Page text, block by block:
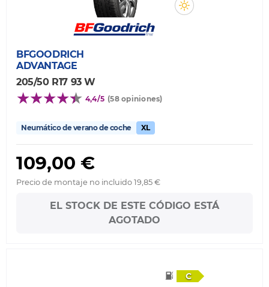
BFGOODRICH
ADVANTAGE
205/50 R17 93 W
4,4/5 (58 opiniones)
Neumático de verano de coche XL
109,00 €
Precio de montaje no incluido 19,85 €
EL STOCK DE ESTE CÓDIGO ESTÁ
AGOTADO
C